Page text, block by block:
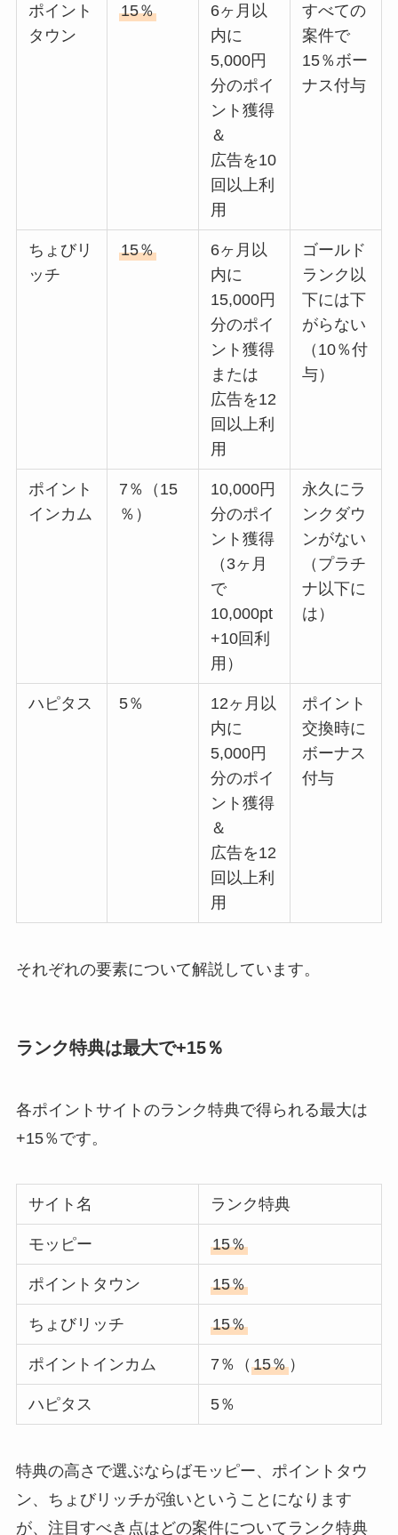
ポイント
タウン
15％
6ヶ月以
内に
5,000円
分のポイ
ント獲得
＆
広告を10
回以上利
用
すべての
案件で
15％ボー
ナス付与
ちょびリ
ッチ
15％
6ヶ月以
内に
15,000円
分のポイ
ント獲得
または
広告を12
回以上利
用
ゴールド
ランク以
下には下
がらない
（10％付
与）
ポイント
インカム
7％（15
％）
10,000円
分のポイ
ント獲得
（3ヶ月
で
10,000pt
+10回利
用）
永久にラ
ンクダウ
ンがない
（プラチ
ナ以下に
は）
ハピタス 5％
12ヶ月以
内に
5,000円
分のポイ
ント獲得
＆
広告を12
回以上利
用
ポイント
交換時に
ボーナス
付与
それぞれの要素について解説しています。
ランク特典は最大で+15％
各ポイントサイトのランク特典で得られる最大は
+15％です。
サイト名 ランク特典
モッピー 15％
ポイントタウン 15％
ちょびリッチ 15％
ポイントインカム 7％（15％ ）
ハピタス 5％
特典の高さで選ぶならばモッピー、ポイントタウ
ン、ちょびリッチが強いということになります
が、注目すべき点はどの案件についてランク特典